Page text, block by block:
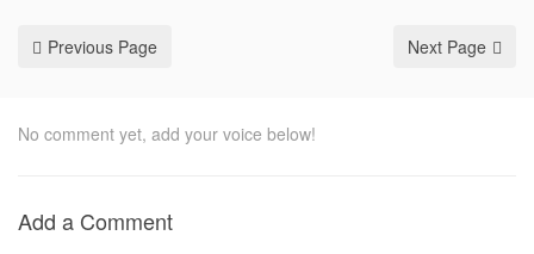
Previous Page Next Page
No comment yet, add your voice below!
Add a Comment